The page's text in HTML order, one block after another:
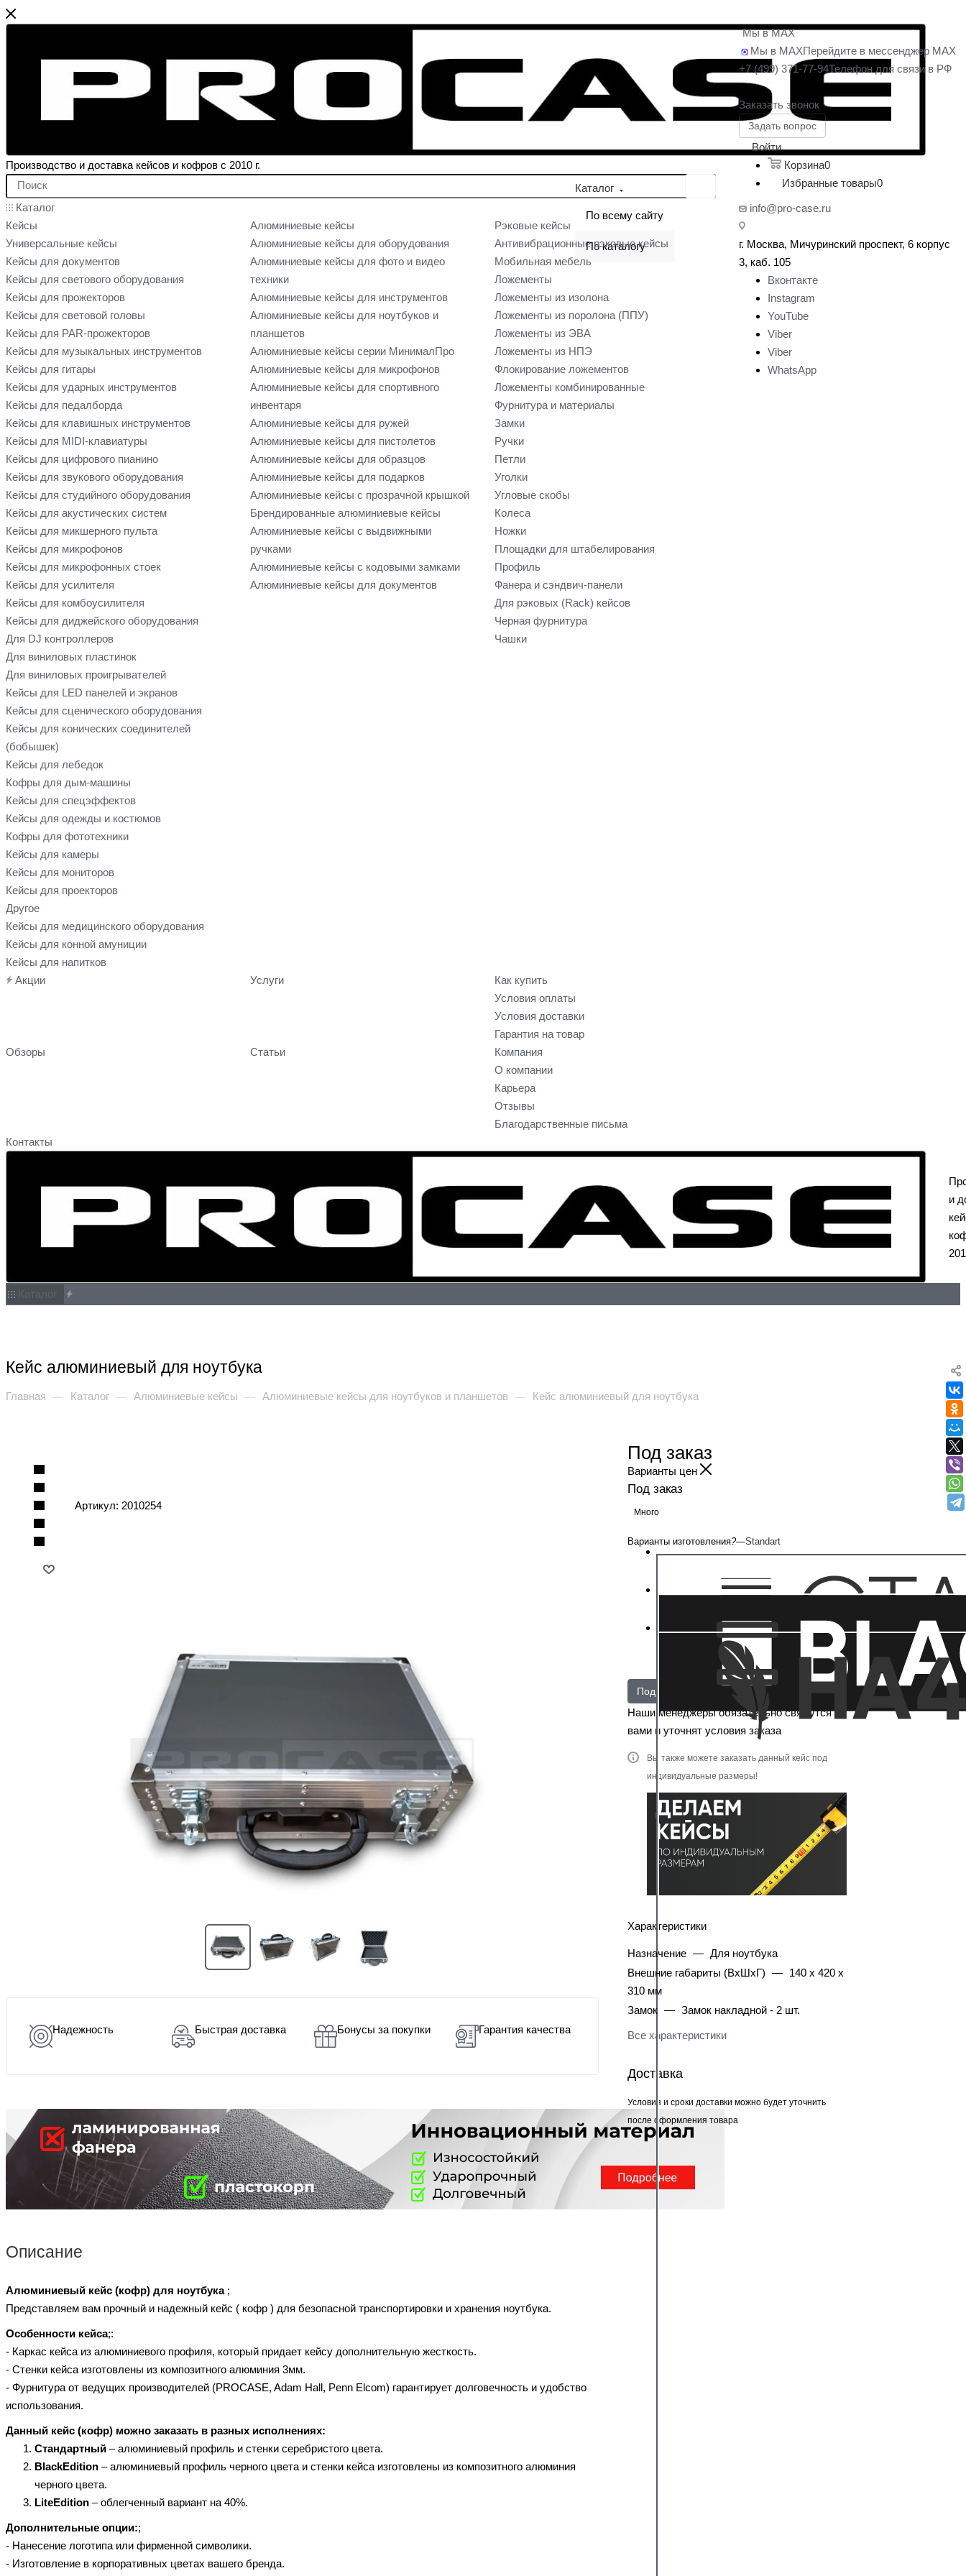
Производство и доставка кейсов и кофров с 2010 г.
Каталог
По всему сайту
По каталогу
Каталог
Кейсы
Универсальные кейсы
Кейсы для документов
Кейсы для светового оборудования
Кейсы для прожекторов
Кейсы для световой головы
Кейсы для PAR-прожекторов
Кейсы для музыкальных инструментов
Кейсы для гитары
Кейсы для ударных инструментов
Кейсы для педалборда
Кейсы для клавишных инструментов
Кейсы для MIDI-клавиатуры
Кейсы для цифрового пианино
Кейсы для звукового оборудования
Кейсы для студийного оборудования
Кейсы для акустических систем
Кейсы для микшерного пульта
Кейсы для микрофонов
Кейсы для микрофонных стоек
Кейсы для усилителя
Кейсы для комбоусилителя
Кейсы для диджейского оборудования
Для DJ контроллеров
Для виниловых пластинок
Для виниловых проигрывателей
Кейсы для LED панелей и экранов
Кейсы для сценического оборудования
Кейсы для конических соединителей
(бобышек)
Кейсы для лебедок
Кофры для дым-машины
Кейсы для спецэффектов
Кейсы для одежды и костюмов
Кофры для фототехники
Кейсы для камеры
Кейсы для мониторов
Кейсы для проекторов
Другое
Кейсы для медицинского оборудования
Кейсы для конной амуниции
Кейсы для напитков
Алюминиевые кейсы
Алюминиевые кейсы для оборудования
Алюминиевые кейсы для фото и видео
техники
Алюминиевые кейсы для инструментов
Алюминиевые кейсы для ноутбуков и
планшетов
Алюминиевые кейсы серии МинималПро
Алюминиевые кейсы для микрофонов
Алюминиевые кейсы для спортивного
инвентаря
Алюминиевые кейсы для ружей
Алюминиевые кейсы для пистолетов
Алюминиевые кейсы для образцов
Алюминиевые кейсы для подарков
Алюминиевые кейсы с прозрачной крышкой
Брендированные алюминиевые кейсы
Алюминиевые кейсы с выдвижными
ручками
Алюминиевые кейсы с кодовыми замками
Алюминиевые кейсы для документов
Рэковые кейсы
Антивибрационные рэковые кейсы
Мобильная мебель
Ложементы
Ложементы из изолона
Ложементы из поролона (ППУ)
Ложементы из ЭВА
Ложементы из НПЭ
Флокирование ложементов
Ложементы комбинированные
Фурнитура и материалы
Замки
Ручки
Петли
Уголки
Угловые скобы
Колеса
Ножки
Площадки для штабелирования
Профиль
Фанера и сэндвич-панели
Для рэковых (Rack) кейсов
Черная фурнитура
Чашки
Акции Услуги
Как купить
Условия оплаты
Условия доставки
Гарантия на товар
Обзоры
Статьи
Компания
О компании
Карьера
Отзывы
Благодарственные письма
Контакты
Мы в MAX
Мы в MAXПерейдите в мессенджер MAX
+7 (499) 371-77-94Телефон для связи в РФ
Заказать звонок
Задать вопрос
Войти
Корзина0
Избранные товары0
info@pro-case.ru
г. Москва, Мичуринский проспект, 6 корпус
3, каб. 105
Вконтакте
Instagram
YouTube
Viber
Viber
WhatsApp
и
Кейс алюминиевый для ноутбука
Главная — Каталог — Алюминиевые кейсы — Алюминиевые кейсы для ноутбуков и планшетов — Кейс алюминиевый для ноутбука
Артикул: 2010254
Надежность Быстрая доставка Бонусы за покупки Гарантия качества
Описание
Алюминиевый кейс (кофр) для ноутбука ;
Представляем вам прочный и надежный кейс ( кофр ) для безопасной транспортировки и хранения ноутбука.
Особенности кейса;:
- Каркас кейса из алюминиевого профиля, который придает кейсу дополнительную жесткость.
- Стенки кейса изготовлены из композитного алюминия 3мм.
- Фурнитура от ведущих производителей (PROCASE, Adam Hall, Penn Elcom) гарантирует долговечность и удобство
использования.
Данный кейс (кофр) можно заказать в разных исполнениях:
Стандартный – алюминиевый профиль и стенки серебристого цвета.
BlackEdition – алюминиевый профиль черного цвета и стенки кейса изготовлены из композитного алюминия
черного цвета.
LiteEdition – облегченный вариант на 40%.
Дополнительные опции:;
- Нанесение логотипа или фирменной символики.
- Изготовление в корпоративных цветах вашего бренда.
Под заказ
Варианты цен
Под заказ
Много
Варианты изготовления?—Standart
Под заказ
Наши менеджеры обязательно свяжутся с
вами и уточнят условия заказа
Вы также можете заказать данный кейс под
индивидуальные размеры!
Характеристики
Назначение — Для ноутбука
Внешние габариты (ВхШхГ) — 140 х 420 х
310 мм
Замок — Замок накладной - 2 шт.
Все характеристики
Доставка
Условия и сроки доставки можно будет уточнить
после оформления товара